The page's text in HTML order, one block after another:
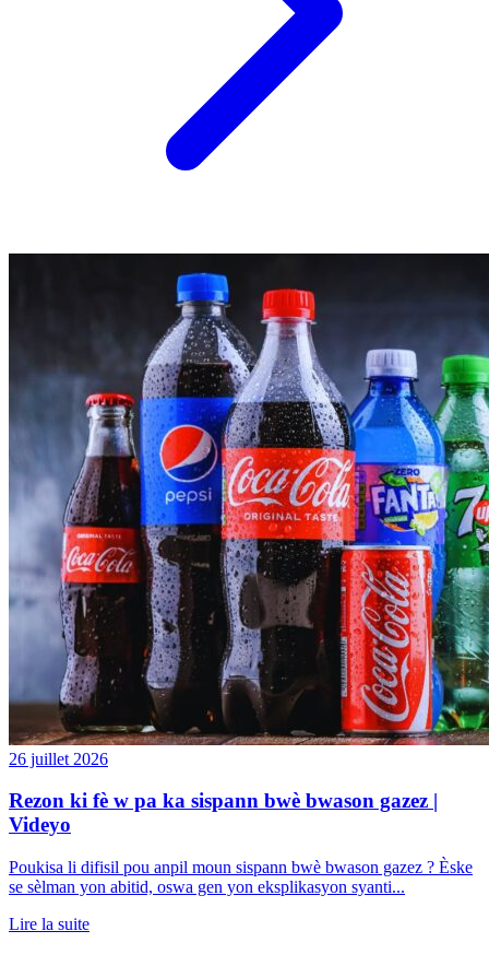
26 juillet 2026
Rezon ki fè w pa ka sispann bwè bwason gazez |
Videyo
Poukisa li difisil pou anpil moun sispann bwè bwason gazez ? Èske
se sèlman yon abitid, oswa gen yon eksplikasyon syanti...
Lire la suite